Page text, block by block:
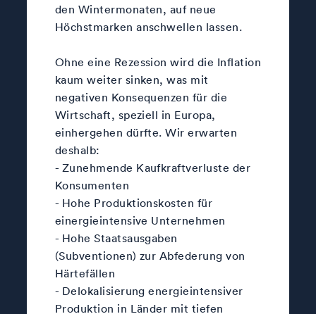
den Wintermonaten, auf neue
Höchstmarken anschwellen lassen.
Ohne eine Rezession wird die Inflation
kaum weiter sinken, was mit
negativen Konsequenzen für die
Wirtschaft, speziell in Europa,
einhergehen dürfte. Wir erwarten
deshalb:
- Zunehmende Kaufkraftverluste der
Konsumenten
- Hohe Produktionskosten für
einergieintensive Unternehmen
- Hohe Staatsausgaben
(Subventionen) zur Abfederung von
Härtefällen
- Delokalisierung energieintensiver
Produktion in Länder mit tiefen